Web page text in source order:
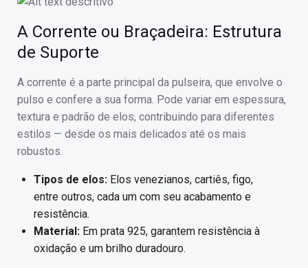
A Corrente ou Braçadeira: Estrutura
de Suporte
A corrente é a parte principal da pulseira, que envolve o
pulso e confere a sua forma. Pode variar em espessura,
textura e padrão de elos, contribuindo para diferentes
estilos — desde os mais delicados até os mais
robustos.
Tipos de elos: Elos venezianos, cartiês, figo,
entre outros, cada um com seu acabamento e
resistência.
Material: Em prata 925, garantem resistência à
oxidação e um brilho duradouro.